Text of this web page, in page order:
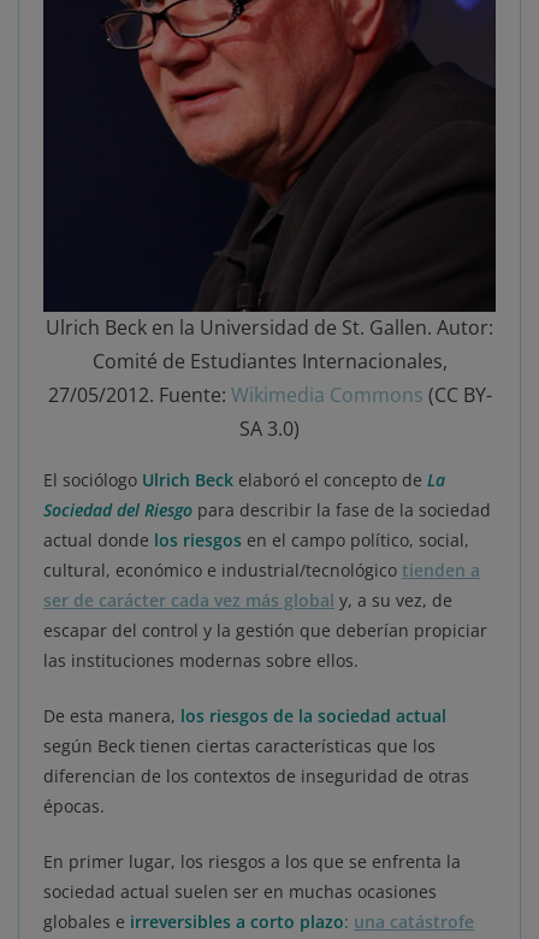
Ulrich Beck en la Universidad de St. Gallen. Autor:
Comité de Estudiantes Internacionales,
27/05/2012. Fuente: Wikimedia Commons (CC BY-
SA 3.0)
El sociólogo Ulrich Beck elaboró el concepto de La
Sociedad del Riesgo para describir la fase de la sociedad
actual donde los riesgos en el campo político, social,
cultural, económico e industrial/tecnológico tienden a
ser de carácter cada vez más global y, a su vez, de
escapar del control y la gestión que deberían propiciar
las instituciones modernas sobre ellos.
De esta manera, los riesgos de la sociedad actual
según Beck tienen ciertas características que los
diferencian de los contextos de inseguridad de otras
épocas.
En primer lugar, los riesgos a los que se enfrenta la
sociedad actual suelen ser en muchas ocasiones
globales e irreversibles a corto plazo: una catástrofe